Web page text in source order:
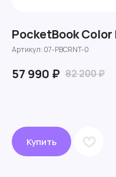
PocketBook
Артикул: 07-PBCRNT-0
57 990 ₽ 82 200₽
Купить